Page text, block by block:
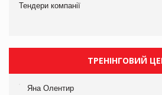
Тендери компанії
ТРЕНІНГОВИЙ
Яна Олентир